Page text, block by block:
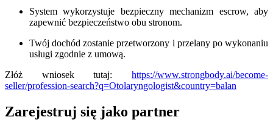
System wykorzystuje bezpieczny mechanizm escrow, aby
zapewnić bezpieczeństwo obu stronom.
Twój dochód zostanie przetworzony i przelany po wykonaniu
usługi zgodnie z umową.
Złóż wniosek tutaj: https://www.strongbody.ai/become-
seller/profession-search?q=Otolaryngologist&country=balan
Zarejestruj się jako partner